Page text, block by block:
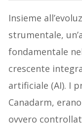
Insieme
strumentale,
fondamentale
crescente
artificiale (AI). I
Canadarm,
ovvero